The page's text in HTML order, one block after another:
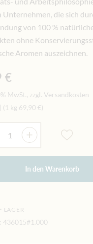
Unternehmen, die sich
von 100 %
ohne
Aromen auszeichnen.
€
MwSt., zzgl. Versandkosten
(1 kg 69,90 €)
+
In den Warenkorb
LAGER
436015#1.000